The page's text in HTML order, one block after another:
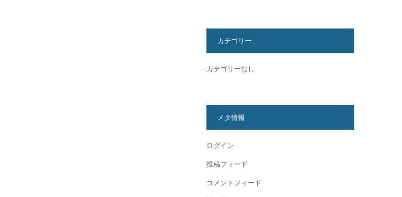
カテゴリー
カテゴリーなし
メタ情報
ログイン
投稿フィード
コメントフィード